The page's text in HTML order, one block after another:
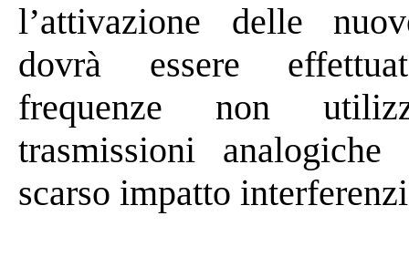
l’attivazione delle
dovrà essere
frequenze non
trasmissioni
scarso impatto